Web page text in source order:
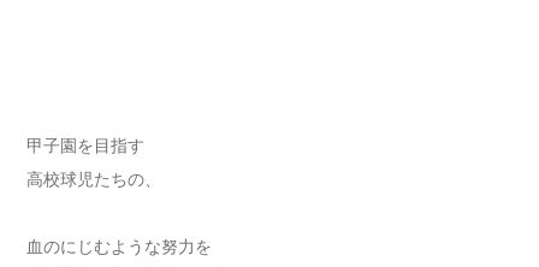
甲子園を目指す
高校球児たちの、
血のにじむような努力を